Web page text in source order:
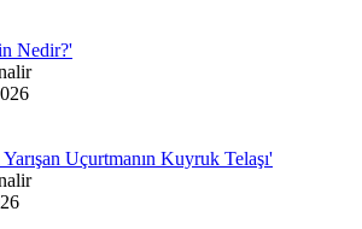
Nedir?'
Uçurtmanın Kuyruk Telaşı'